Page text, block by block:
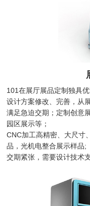
101在展厅展品定制独具
设计方案修改、完善，从
满足急迫交期；定制创意
园区展示等；
CNC加工高精密、大尺寸
品，光机电整合展示样品;
交期紧张，需要设计技术